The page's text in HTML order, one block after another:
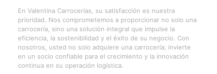
En Valentina Carrocerías, su satisfacción es nuestra
prioridad. Nos comprometemos a proporcionar no solo una
carrocería, sino una solución integral que impulse la
eficiencia, la sostenibilidad y el éxito de su negocio. Con
nosotros, usted no solo adquiere una carrocería; invierte
en un socio confiable para el crecimiento y la innovación
continua en su operación logística.